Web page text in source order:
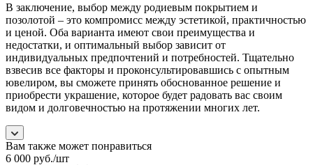
В заключение, выбор между родиевым покрытием и
позолотой – это компромисс между эстетикой, практичностью
и ценой. Оба варианта имеют свои преимущества и
недостатки, и оптимальный выбор зависит от
индивидуальных предпочтений и потребностей. Тщательно
взвесив все факторы и проконсультировавшись с опытным
ювелиром, вы сможете принять обоснованное решение и
приобрести украшение, которое будет радовать вас своим
видом и долговечностью на протяжении многих лет.
Вам также может понравиться
6 000 руб./шт